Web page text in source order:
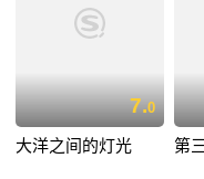
7.0
大洋之间的灯光 第